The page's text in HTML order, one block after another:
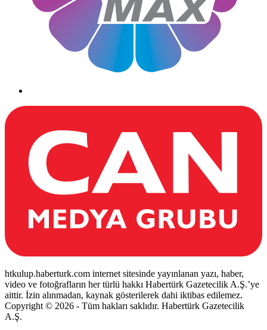
htkulup.haberturk.com internet sitesinde yayınlanan yazı, haber,
video ve fotoğrafların her türlü hakkı Habertürk Gazetecilik A.Ş.’ye
aittir. İzin alınmadan, kaynak gösterilerek dahi iktibas edilemez.
Copyright © 2026 - Tüm hakları saklıdır. Habertürk Gazetecilik
A.Ş.